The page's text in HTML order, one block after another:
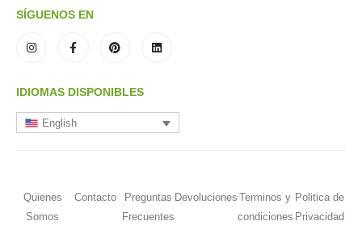
SÍGUENOS EN
IDIOMAS DISPONIBLES
English
Quienes
Somos
Contacto
Preguntas
Frecuentes
Devoluciones Terminos y
condiciones
Politica de
Privacidad